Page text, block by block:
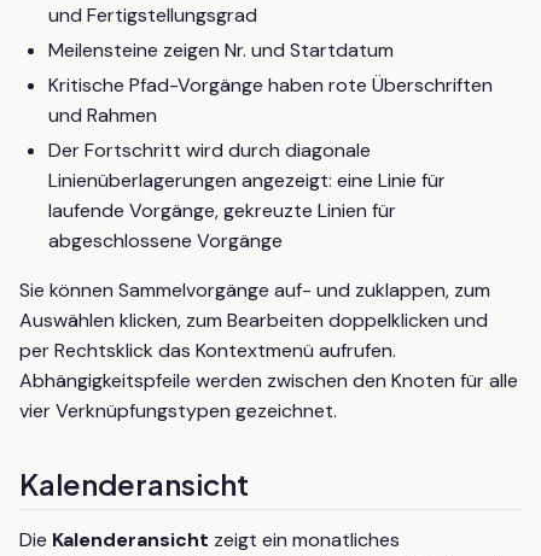
und Fertigstellungsgrad
Meilensteine zeigen Nr. und Startdatum
Kritische Pfad-Vorgänge haben rote Überschriften
und Rahmen
Der Fortschritt wird durch diagonale
Linienüberlagerungen angezeigt: eine Linie für
laufende Vorgänge, gekreuzte Linien für
abgeschlossene Vorgänge
Sie können Sammelvorgänge auf- und zuklappen, zum
Auswählen klicken, zum Bearbeiten doppelklicken und
per Rechtsklick das Kontextmenü aufrufen.
Abhängigkeitspfeile werden zwischen den Knoten für alle
vier Verknüpfungstypen gezeichnet.
Kalenderansicht
Die Kalenderansicht zeigt ein monatliches